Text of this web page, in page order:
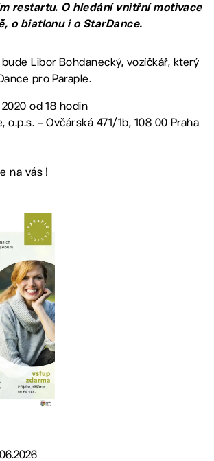
restartu. O hledání vnitřní motivace
o biatlonu i o StarDance.
Libor Bohdanecký, vozíčkář, který
pro Paraple.
od 18 hodin
o.p.s. – Ovčárská 471/1b, 108 00 Praha
na vás !